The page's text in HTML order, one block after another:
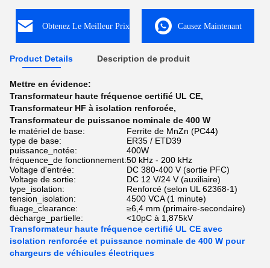
Obtenez Le Meilleur Prix Causez Maintenant
Product Details Description de produit
Mettre en évidence:
Transformateur haute fréquence certifié UL CE,
Transformateur HF à isolation renforcée,
Transformateur de puissance nominale de 400 W
le matériel de base:
Ferrite de MnZn (PC44)
type de base:
ER35 / ETD39
puissance_notée:
400W
fréquence_de fonctionnement:50 kHz - 200 kHz
Voltage d'entrée:
DC 380-400 V (sortie PFC)
Voltage de sortie:
DC 12 V/24 V (auxiliaire)
type_isolation:
Renforcé (selon UL 62368-1)
tension_isolation:
4500 VCA (1 minute)
fluage_clearance:
≥6,4 mm (primaire-secondaire)
décharge_partielle:
<10pC à 1,875kV
Transformateur haute fréquence certifié UL CE avec
isolation renforcée et puissance nominale de 400 W pour
chargeurs de véhicules électriques